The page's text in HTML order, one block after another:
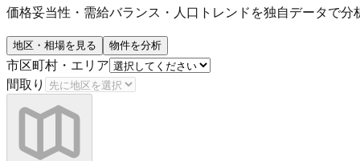
価格妥当性・需給バランス・人口トレンドを独自データで分
地区・相場を見る 物件を分析
市区町村・エリア
間取り